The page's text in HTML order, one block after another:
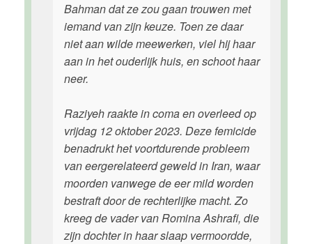
Bahman dat ze zou gaan trouwen met
iemand van zijn keuze. Toen ze daar
niet aan wilde meewerken, viel hij haar
aan in het ouderlijk huis, en schoot haar
neer.
Raziyeh raakte in coma en overleed op
vrijdag 12 oktober 2023. Deze femicide
benadrukt het voortdurende probleem
van eergerelateerd geweld in Iran, waar
moorden vanwege de eer mild worden
bestraft door de rechterlijke macht. Zo
kreeg de vader van Romina Ashrafi, die
zijn dochter in haar slaap vermoordde,